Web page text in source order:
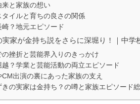
来と家族の想い
タイルと育ちの良さの関係
？地元エピソード
実家が金持ち説をさらに深堀り！｜中
の挫折と芸能界入りのきっかけ
越？学業と芸能活動の両立エピソード
出演の裏にあった家族の支え
きの実家は金持ち？の噂と家族エピソード